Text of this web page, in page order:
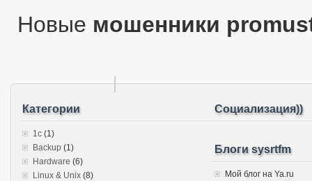
Новые мошенники
Категории
1c (1)
Backup (1)
Hardware (6)
Linux & Unix (8)
Социализация))
Блоги sysrtfm
Мой блог на Ya.ru